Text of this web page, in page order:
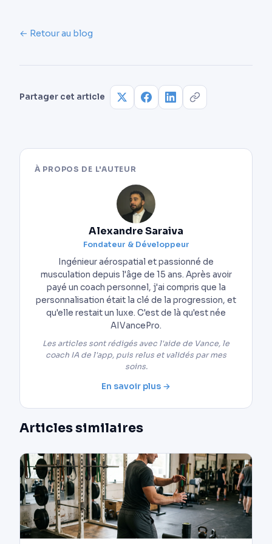
← Retour au blog
Partager cet article
À PROPOS DE L'AUTEUR
Alexandre Saraiva
Fondateur & Développeur
Ingénieur aérospatial et passionné de
musculation depuis l'âge de 15 ans. Après avoir
payé un coach personnel, j'ai compris que la
personnalisation était la clé de la progression, et
qu'elle restait un luxe. C'est de là qu'est née
AIVancePro.
Les articles sont rédigés avec l'aide de Vance, le
coach IA de l'app, puis relus et validés par mes
soins.
En savoir plus →
Articles similaires